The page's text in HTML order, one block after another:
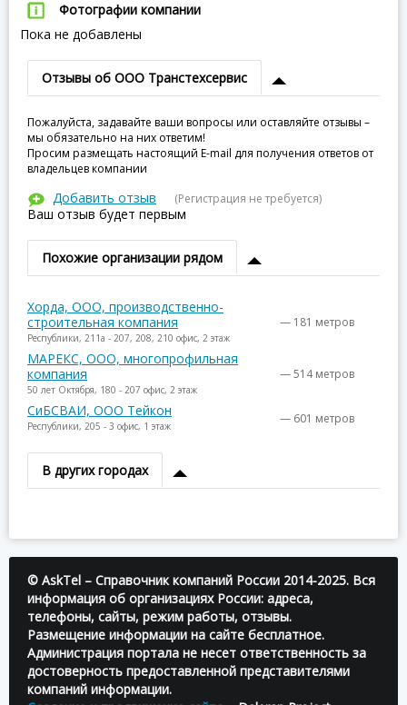
Фотографии компании
Пока не добавлены
Отзывы об ООО Транстехсервис
Пожалуйста, задавайте ваши вопросы или оставляйте отзывы –
мы обязательно на них ответим!
Просим размещать настоящий E-mail для получения ответов от
владельцев компании
Добавить отзыв (Регистрация не требуется)
Ваш отзыв будет первым
Похожие организации рядом
Хорда, ООО, производственно-
строительная компания
Республики, 211а - 207, 208, 210 офис, 2 этаж
— 181 метров
МАРЕКС, ООО, многопрофильная
компания
50 лет Октября, 180 - 207 офис, 2 этаж
— 514 метров
СиБСВАИ, ООО Тейкон
Республики, 205 - 3 офис, 1 этаж — 601 метров
В других городах
© AskTel – Справочник компаний России 2014-2025. Вся
информация об организациях России: адреса,
телефоны, сайты, режим работы, отзывы.
Размещение информации на сайте бесплатное.
Администрация портала не несет ответственность за
достоверность предоставленной представителями
компаний информации.